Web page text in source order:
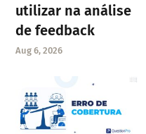
utilizar na análise
de feedback
Aug 6, 2026